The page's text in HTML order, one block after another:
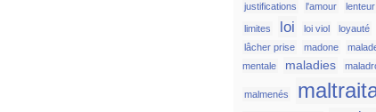
justifications l'amour lenteur
limites loi loi viol loyauté
lâcher prise
madone
mentale
maladies
malmenés